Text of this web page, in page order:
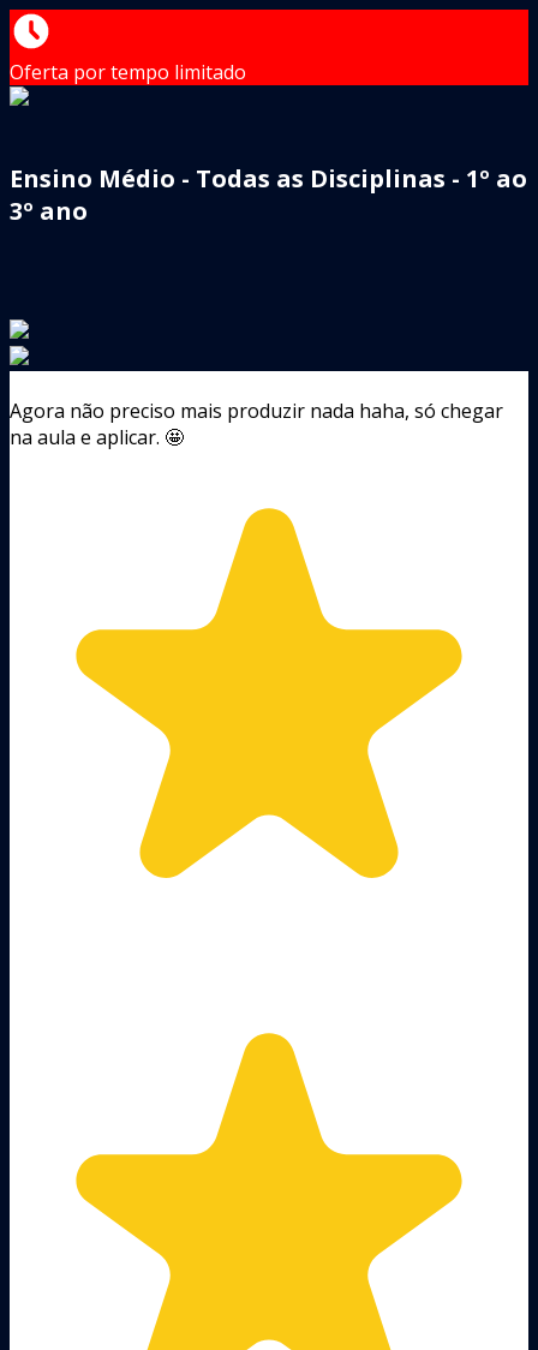
Oferta por tempo limitado
Ensino Médio - Todas as Disciplinas - 1º ao
3º ano
Agora não preciso mais produzir nada haha, só chegar
na aula e aplicar. 🤩